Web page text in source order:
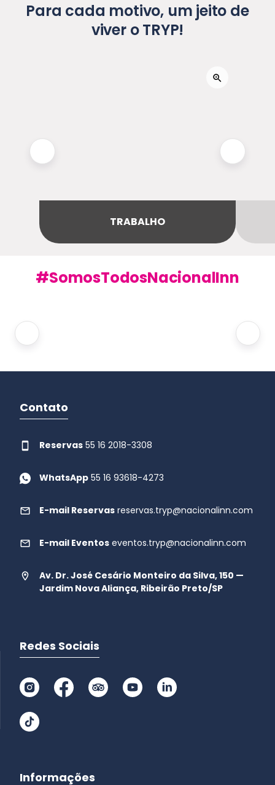
Para cada motivo, um jeito de
viver o TRYP!
TRABALHO
#SomosTodosNacionalInn
Contato
Reservas 55 16 2018-3308
WhatsApp 55 16 93618-4273
E-mail Reservas reservas.tryp@nacionalinn.com
E-mail Eventos eventos.tryp@nacionalinn.com
Av. Dr. José Cesário Monteiro da Silva, 150 —
Jardim Nova Aliança, Ribeirão Preto/SP
Redes Sociais
Informações